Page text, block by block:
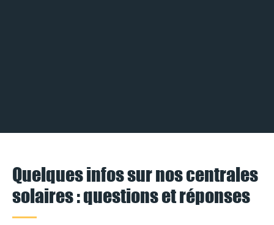
Quelques infos sur nos centrales
solaires : questions et réponses